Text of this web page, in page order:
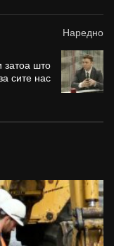
Наредно
затоа што
сите нас